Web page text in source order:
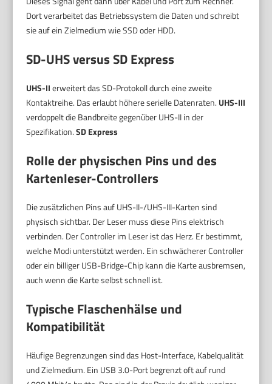
Dort verarbeitet das Betriebssystem die Daten und schreibt
sie auf ein Zielmedium wie SSD oder HDD.
SD-UHS versus SD Express
UHS-IIerweitert das SD-Protokoll durch eine zweite
Kontaktreihe. Das erlaubt höhere serielle Datenraten. UHS-III
verdoppelt die Bandbreite gegenüber UHS-II in der
Spezifikation.SD Express
Rolle der physischen Pins und des
Kartenleser-Controllers
Die zusätzlichen Pins auf UHS-II-/UHS-III-Karten sind
physisch sichtbar. Der Leser muss diese Pins elektrisch
verbinden. Der Controller im Leser ist das Herz. Er bestimmt,
welche Modi unterstützt werden. Ein schwächerer Controller
oder ein billiger USB-Bridge-Chip kann die Karte ausbremsen,
auch wenn die Karte selbst schnell ist.
Typische Flaschenhälse und
Kompatibilität
Häufige Begrenzungen sind das Host-Interface, Kabelqualität
und Zielmedium. Ein USB 3.0-Port begrenzt oft auf rund